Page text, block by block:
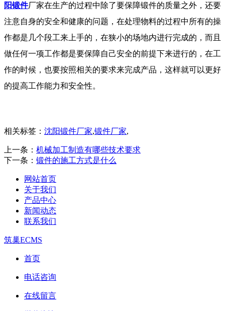
阳锻件厂家在生产的过程中除了要保障锻件的质量之外，还要
注意自身的安全和健康的问题，在处理物料的过程中所有的操
作都是几个段工来上手的，在狭小的场地内进行完成的，而且
做任何一项工作都是要保障自己安全的前提下来进行的，在工
作的时候，也要按照相关的要求来完成产品，这样就可以更好
的提高工作能力和安全性。
相关标签： 沈阳锻件厂家,锻件厂家,
上一条： 机械加工制造有哪些技术要求
下一条： 锻件的施工方式是什么
网站首页
关于我们
产品中心
新闻动态
联系我们
筑巢ECMS
首页
电话咨询
在线留言